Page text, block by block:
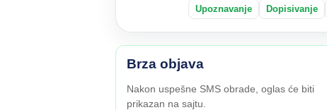
Upoznavanje Dopisivanje
Brza objava
Nakon uspešne SMS obrade, oglas će biti
prikazan na sajtu.